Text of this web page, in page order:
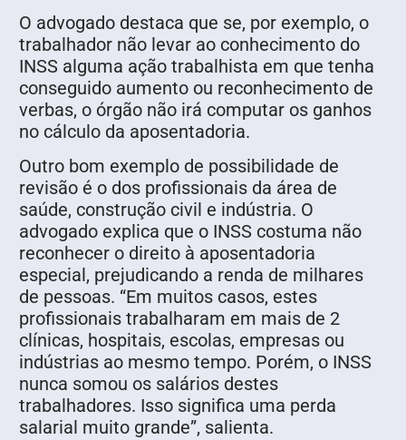
O advogado destaca que se, por exemplo, o
trabalhador não levar ao conhecimento do
INSS alguma ação trabalhista em que tenha
conseguido aumento ou reconhecimento de
verbas, o órgão não irá computar os ganhos
no cálculo da aposentadoria.
Outro bom exemplo de possibilidade de
revisão é o dos profissionais da área de
saúde, construção civil e indústria. O
advogado explica que o INSS costuma não
reconhecer o direito à aposentadoria
especial, prejudicando a renda de milhares
de pessoas. “Em muitos casos, estes
profissionais trabalharam em mais de 2
clínicas, hospitais, escolas, empresas ou
indústrias ao mesmo tempo. Porém, o INSS
nunca somou os salários destes
trabalhadores. Isso significa uma perda
salarial muito grande”, salienta.